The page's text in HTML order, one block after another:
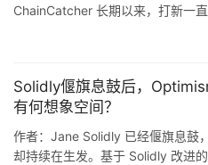
ChainCatcher 长期以来，打新一
投资者的认可，被部分投资者称为
诞生了「Launchpad」的 IEO …
Solidly偃旗息鼓后，
有何想象空间？
作者：Jane Solidly 已经偃旗息鼓
却持续在生发。基于 Solidly 改进